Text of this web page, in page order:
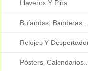
Llaveros Y Pins
Bufandas, Banderas...
Relojes Y
Pósters,